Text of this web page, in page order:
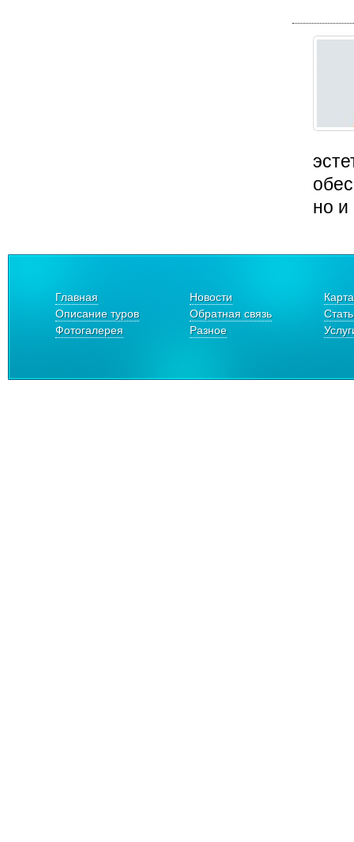
но и
Главная Новости
Описание туров
Обратная связь
Фотогалерея
Разное